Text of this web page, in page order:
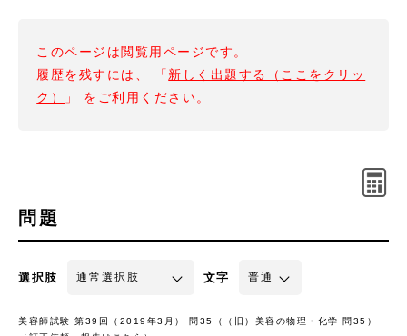
このページは閲覧用ページです。
履歴を残すには、 「 新しく出題する（ここをクリッ
ク）
」 をご利用ください。
問題
選択肢 文字
美容師試験 第39回（2019年3月） 問35（（旧）美容の物理・化学 問35）